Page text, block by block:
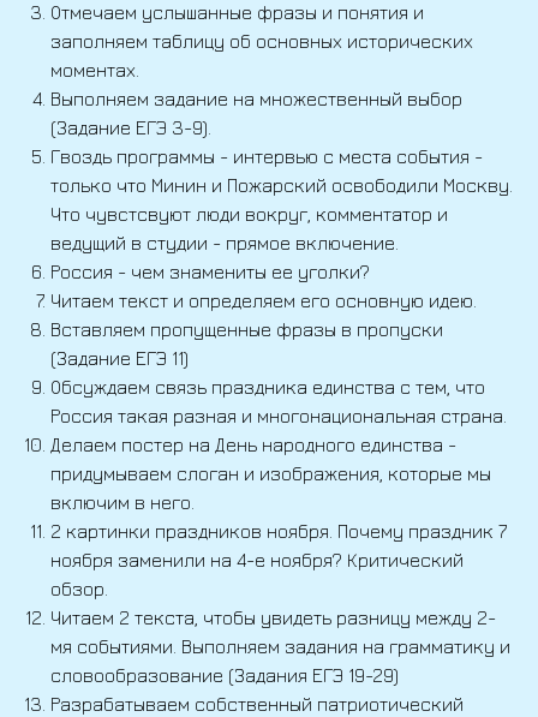
Отмечаем услышанные фразы и понятия и
заполняем таблицу об основных исторических
моментах.
Выполняем задание на множественный выбор
(Задание ЕГЭ 3-9).
Гвоздь программы - интервью с места события -
только что Минин и Пожарский освободили Москву.
Что чувcтсвуют люди вокруг, комментатор и
ведущий в студии - прямое включение.
Россия - чем знамениты ее уголки?
Читаем текст и определяем его основную идею.
Вставляем пропущенные фразы в пропуски
(Задание ЕГЭ 11)
Обсуждаем связь праздника единства с тем, что
Россия такая разная и многонациональная страна.
Делаем постер на День народного единства -
придумываем слоган и изображения, которые мы
включим в него.
2 картинки праздников ноября. Почему праздник 7
ноября заменили на 4-е ноября? Критический
обзор.
Читаем 2 текста, чтобы увидеть разницу между 2-
мя событиями. Выполняем задания на грамматику и
словообразование (Задания ЕГЭ 19-29)
Разрабатываем собственный патриотический